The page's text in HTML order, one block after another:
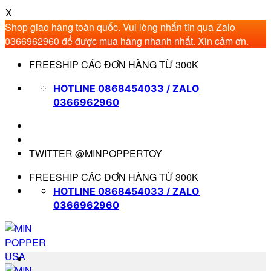
X
Shop giao hàng toàn quốc. Vui lòng nhắn tin qua Zalo
0366962960 để được mua hàng nhanh nhất. Xin cảm ơn.
qua
FREESHIP CÁC ĐƠN HÀNG TỪ 300K
HOTLINE 0868454033 / ZALO
0366962960
TWITTER @MINPOPPERTOY
FREESHIP CÁC ĐƠN HÀNG TỪ 300K
HOTLINE 0868454033 / ZALO
0366962960